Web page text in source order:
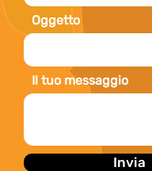
Oggetto
Il tuo messaggio
Invia